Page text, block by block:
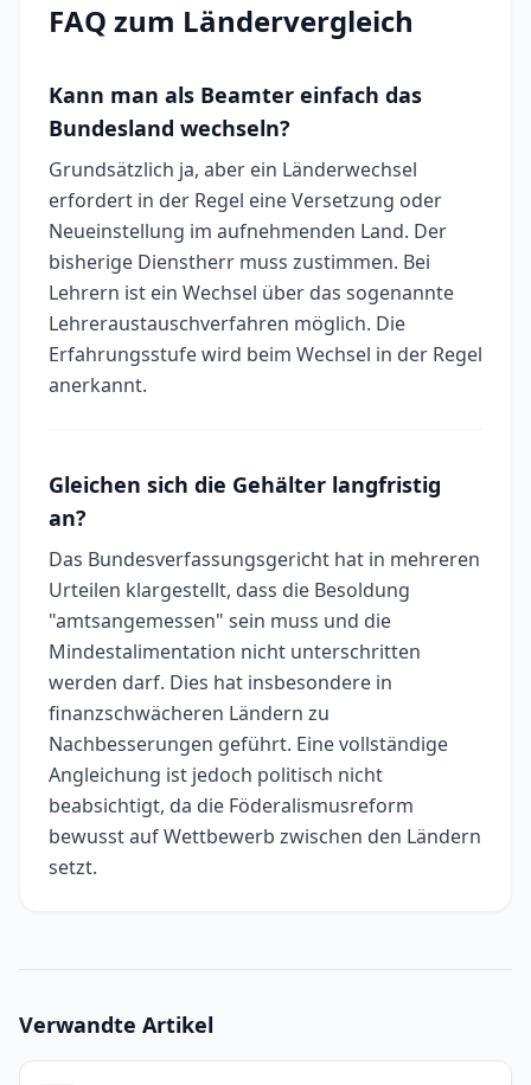
FAQ zum Ländervergleich
Kann man als Beamter einfach das
Bundesland wechseln?
Grundsätzlich ja, aber ein Länderwechsel
erfordert in der Regel eine Versetzung oder
Neueinstellung im aufnehmenden Land. Der
bisherige Dienstherr muss zustimmen. Bei
Lehrern ist ein Wechsel über das sogenannte
Lehreraustauschverfahren möglich. Die
Erfahrungsstufe wird beim Wechsel in der Regel
anerkannt.
Gleichen sich die Gehälter langfristig
an?
Das Bundesverfassungsgericht hat in mehreren
Urteilen klargestellt, dass die Besoldung
"amtsangemessen" sein muss und die
Mindestalimentation nicht unterschritten
werden darf. Dies hat insbesondere in
finanzschwächeren Ländern zu
Nachbesserungen geführt. Eine vollständige
Angleichung ist jedoch politisch nicht
beabsichtigt, da die Föderalismusreform
bewusst auf Wettbewerb zwischen den Ländern
setzt.
Verwandte Artikel